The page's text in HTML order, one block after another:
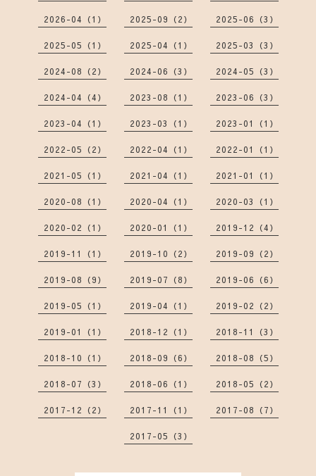
2026-04（1） 2025-09（2） 2025-06（3）
2025-05（1） 2025-04（1） 2025-03（3）
2024-08（2） 2024-06（3） 2024-05（3）
2024-04（4） 2023-08（1） 2023-06（3）
2023-04（1） 2023-03（1） 2023-01（1）
2022-05（2） 2022-04（1） 2022-01（1）
2021-05（1） 2021-04（1） 2021-01（1）
2020-08（1） 2020-04（1） 2020-03（1）
2020-02（1） 2020-01（1） 2019-12（4）
2019-11（1） 2019-10（2） 2019-09（2）
2019-08（9） 2019-07（8） 2019-06（6）
2019-05（1） 2019-04（1） 2019-02（2）
2019-01（1） 2018-12（1） 2018-11（3）
2018-10（1） 2018-09（6） 2018-08（5）
2018-07（3） 2018-06（1） 2018-05（2）
2017-12（2） 2017-11（1） 2017-08（7）
2017-05（3）